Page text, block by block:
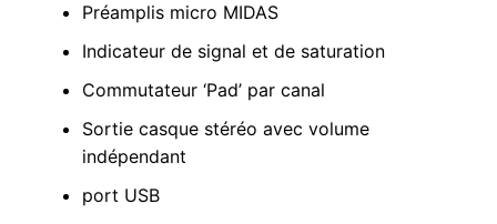
Préamplis micro MIDAS
Indicateur de signal et de saturation
Commutateur ‘Pad’ par canal
Sortie casque stéréo avec volume
indépendant
port USB